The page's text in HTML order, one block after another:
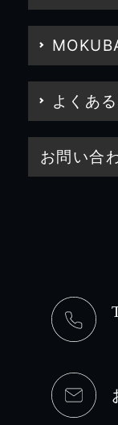
よくあ
お問い合